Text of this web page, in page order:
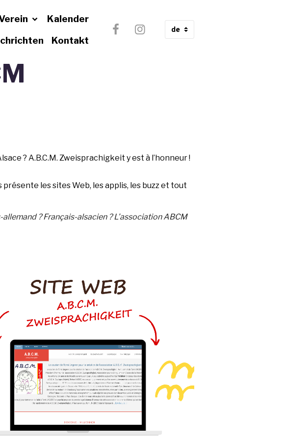
Kalender
Kontakt
? A.B.C.M. Zweisprachigkeit y est à l’honneur !
présente les sites Web, les applis, les buzz et tout
? Français-alsacien ? L’association ABCM